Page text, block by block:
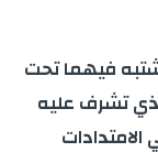
فيهما تحت
تشرف عليه
الامتدادات